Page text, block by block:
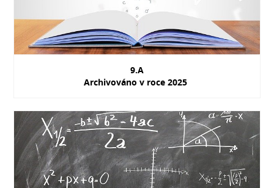
9.A
Archivováno v roce 2025